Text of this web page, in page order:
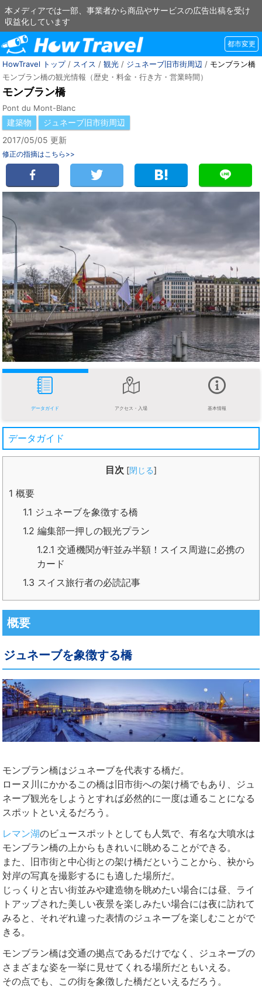
本メディアでは一部、事業者から商品やサービスの広告出稿を受け
収益化しています
都市変更
HowTravel トップ/ スイス / 観光 / ジュネーブ旧市街周辺 / モンブラン橋
モンブラン橋の観光情報（歴史・料金・行き方・営業時間）
モンブラン橋
Pont du Mont-Blanc
建築物
ジュネーブ旧市街周辺
2017/05/05 更新
修正の指摘はこちら>>
データガイド アクセス・入場 基本情報
データガイド
目次 [閉じる]
1 概要
1.1 ジュネーブを象徴する橋
1.2 編集部一押しの観光プラン
1.2.1 交通機関が軒並み半額！スイス周遊に必携の
カード
1.3 スイス旅行者の必読記事
概要
ジュネーブを象徴する橋
モンブラン橋はジュネーブを代表する橋だ。
ローヌ川にかかるこの橋は旧市街への架け橋でもあり、ジュ
ネーブ観光をしようとすれば必然的に一度は通ることになる
スポットといえるだろう。
レマン湖のビュースポットとしても人気で、有名な大噴水は
モンブラン橋の上からもきれいに眺めることができる。
また、旧市街と中心街との架け橋だということから、袂から
対岸の写真を撮影するにも適した場所だ。
じっくりと古い街並みや建造物を眺めたい場合には昼、ライ
トアップされた美しい夜景を楽しみたい場合には夜に訪れて
みると、それぞれ違った表情のジュネーブを楽しむことがで
きる。
モンブラン橋は交通の拠点であるだけでなく、ジュネーブの
さまざまな姿を一挙に見せてくれる場所だともいえる。
その点でも、この街を象徴した橋だといえるだろう。